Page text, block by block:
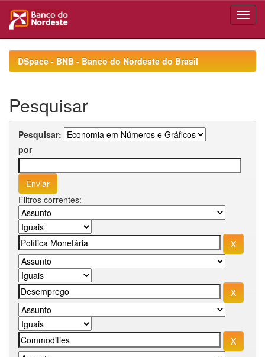
navigationDSpace - BNB - Banco do Nordeste do Brasil
Pesquisar
Pesquisar:
por
Filtros correntes: